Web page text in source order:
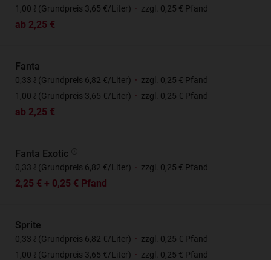
1,00 ℓ (Grundpreis 3,65 €/Liter) · zzgl. 0,25 € Pfand
ab 2,25 €
Fanta
0,33 ℓ (Grundpreis 6,82 €/Liter) · zzgl. 0,25 € Pfand
1,00 ℓ (Grundpreis 3,65 €/Liter) · zzgl. 0,25 € Pfand
ab 2,25 €
Fanta Exotic
0,33 ℓ (Grundpreis 6,82 €/Liter) · zzgl. 0,25 € Pfand
2,25 € + 0,25 € Pfand
Sprite
0,33 ℓ (Grundpreis 6,82 €/Liter) · zzgl. 0,25 € Pfand
1,00 ℓ (Grundpreis 3,65 €/Liter) · zzgl. 0,25 € Pfand